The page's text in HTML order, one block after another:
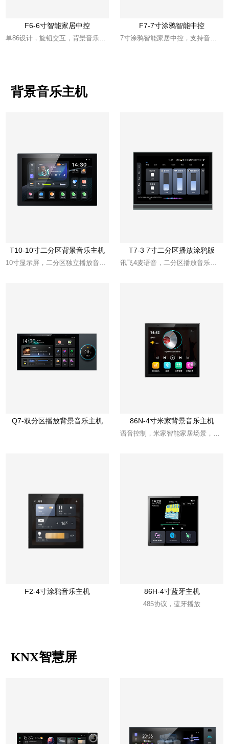
F6-6寸智能家居中控
单86设计，旋钮交互，背景音乐播放，继电器控制
F7-7寸涂鸦智能中控
7寸涂鸦智能家居中控，支持音乐播放
背景音乐主机
T10-10寸二分区背景音乐主机
10寸显示屏，二分区独立播放音乐，智能家居控制
T7-3 7寸二分区播放涂鸦版
讯飞4麦语音，二分区播放音乐，8*30W功率
Q7-双分区播放背景音乐主机 86N-4寸米家背景音乐主机
F2-4寸涂鸦音乐主机 86H-4寸蓝牙主机
485协议，蓝牙播放
KNX智慧屏